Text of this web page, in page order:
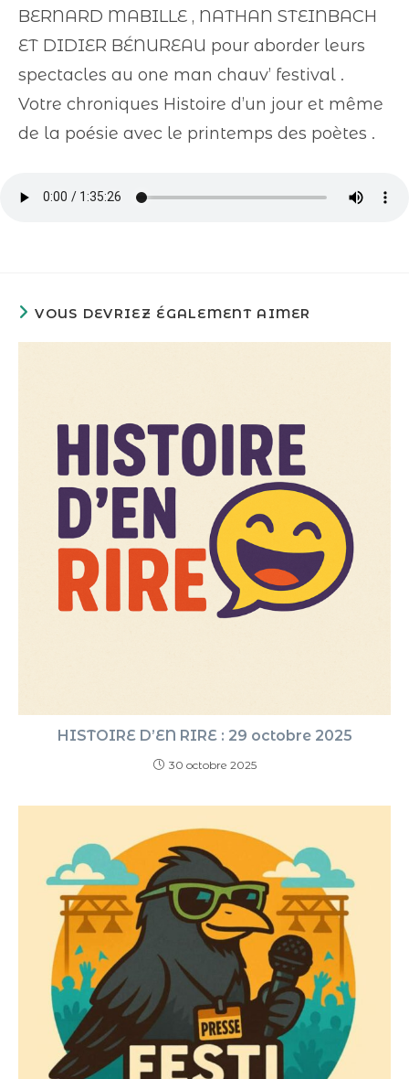
BERNARD MABILLE , NATHAN STEINBACH
ET DIDIER BÉNUREAU pour aborder leurs
spectacles au one man chauv’ festival .
Votre chroniques Histoire d’un jour et même
de la poésie avec le printemps des poètes .
VOUS DEVRIEZ ÉGALEMENT AIMER
HISTOIRE D’EN RIRE : 29 octobre 2025
30 octobre 2025